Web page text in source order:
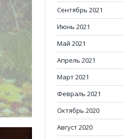
Сентябрь 2021
Июнь 2021
Май 2021
Апрель 2021
Март 2021
Февраль 2021
Октябрь 2020
Август 2020